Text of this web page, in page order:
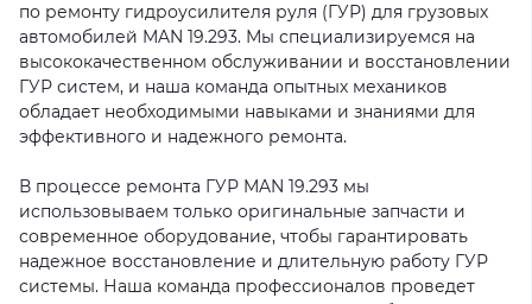
по ремонту гидроусилителя руля (ГУР) для грузовых
автомобилей MAN 19.293. Мы специализируемся на
высококачественном обслуживании и восстановлении
ГУР систем, и наша команда опытных механиков
обладает необходимыми навыками и знаниями для
эффективного и надежного ремонта.
В процессе ремонта ГУР MAN 19.293 мы
использовываем только оригинальные запчасти и
современное оборудование, чтобы гарантировать
надежное восстановление и длительную работу ГУР
системы. Наша команда профессионалов проведет